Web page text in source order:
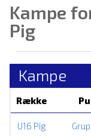
Kampe
Pig
Kampe
Række
U16 Pig